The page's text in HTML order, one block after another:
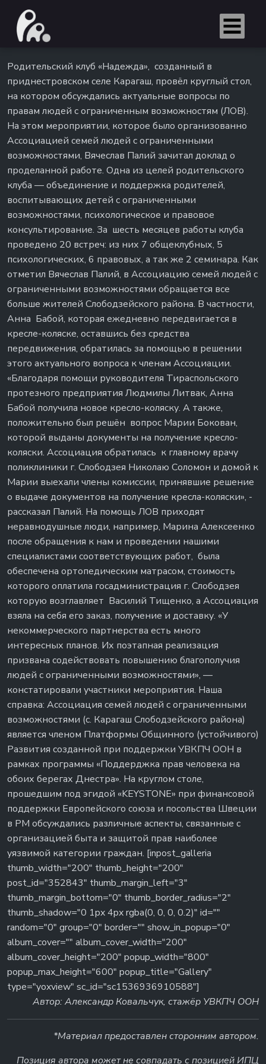
Родительский клуб «Надежда», созданный в
приднестровском селе Карагаш, провёл круглый стол,
на котором обсуждались актуальные вопросы по
правам людей с ограниченным возможностям (ЛОВ).
На этом мероприятии, которое было организованно
Ассоциацией семей людей с ограниченными
возможностями, Вячеслав Палий зачитал доклад о
проделанной работе. Одна из целей родительского
клуба — объединение и поддержка родителей,
воспитывающих детей с ограниченными
возможностями, психологическое и правовое
консультирование. За шесть месяцев работы клуба
проведено 20 встреч: из них 7 общеклубных, 5
психологических, 6 правовых, а так же 2 семинара. Как
отметил Вячеслав Палий, в Ассоциацию семей людей с
ограниченными возможностями обращается все
больше жителей Слободзейского района. В частности,
Анна Бабой, которая ежедневно передвигается в
кресле-коляске, оставшись без средства
передвижения, обратилась за помощью в решении
этого актуального вопроса к членам Ассоциации.
«Благодаря помощи руководителя Тираспольского
протезного предприятия Людмилы Литвак, Анна
Бабой получила новое кресло-коляску. А также,
положительно был решён вопрос Марии Бокован,
которой выданы документы на получение кресло-
коляски. Ассоциация обратилась к главному врачу
поликлиники г. Слободзея Николаю Соломон и домой к
Марии выехали члены комиссии, принявшие решение
о выдаче документов на получение кресла-коляски», -
рассказал Палий. На помощь ЛОВ приходят
неравнодушные люди, например, Марина Алексеенко
после обращения к нам и проведении нашими
специалистами соответствующих работ, была
обеспечена ортопедическим матрасом, стоимость
которого оплатила госадминистрация г. Слободзея
которую возглавляет Василий Тищенко, а Ассоциация
взяла на себя его заказ, получение и доставку. «У
некоммерческого партнерства есть много
интересных планов. Их поэтапная реализация
призвана содействовать повышению благополучия
людей с ограниченными возможностями», —
констатировали участники мероприятия. Наша
справка: Ассоциация семей людей с ограниченными
возможностями (с. Карагаш Слободзейского района)
является членом Платформы Общинного (устойчивого)
Развития созданной при поддержки УВКПЧ ООН в
рамках программы «Поддерджка прав человека на
обоих берегах Днестра». На круглом столе,
прошедшим под эгидой «KEYSTONE» при финансовой
поддержки Европейского союза и посольства Швеции
в РМ обсуждались различные аспекты, связанные с
организацией быта и защитой прав наиболее
уязвимой категории граждан. [inpost_galleria
thumb_width="200" thumb_height="200"
post_id="352843" thumb_margin_left="3"
thumb_margin_bottom="0" thumb_border_radius="2"
thumb_shadow="0 1px 4px rgba(0, 0, 0, 0.2)" id=""
random="0" group="0" border="" show_in_popup="0"
album_cover="" album_cover_width="200"
album_cover_height="200" popup_width="800"
popup_max_height="600" popup_title="Gallery"
type="yoxview" sc_id="sc1536936910588"]
Автор: Александр Ковальчук, стажёр УВКПЧ ООН
*Материал предоставлен сторонним автором.
Позиция автора может не совпадать с позицией ИПЦ